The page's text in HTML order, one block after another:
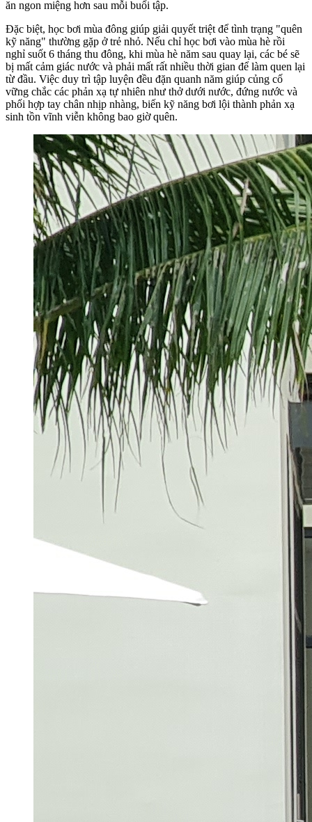
ăn ngon miệng hơn sau mỗi buổi tập.
Đặc biệt, học bơi mùa đông giúp giải quyết triệt để tình trạng "quên
kỹ năng" thường gặp ở trẻ nhỏ. Nếu chỉ học bơi vào mùa hè rồi
nghỉ suốt 6 tháng thu đông, khi mùa hè năm sau quay lại, các bé sẽ
bị mất cảm giác nước và phải mất rất nhiều thời gian để làm quen lại
từ đầu. Việc duy trì tập luyện đều đặn quanh năm giúp củng cố
vững chắc các phản xạ tự nhiên như thở dưới nước, đứng nước và
phối hợp tay chân nhịp nhàng, biến kỹ năng bơi lội thành phản xạ
sinh tồn vĩnh viễn không bao giờ quên.